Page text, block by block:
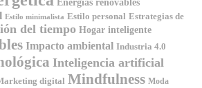
Energías renovables
Estilo minimalista Estilo personal Estrategias de
del tiempo Hogar inteligente
Impacto ambiental Industria 4.0
Inteligencia artificial
digital Mindfulness Moda